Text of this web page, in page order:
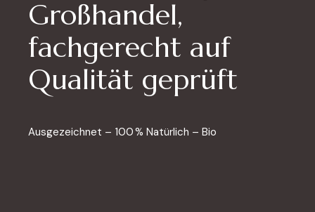
Großhandel,
fachgerecht auf
Qualität geprüft
Ausgezeichnet – 100 % Natürlich – Bio